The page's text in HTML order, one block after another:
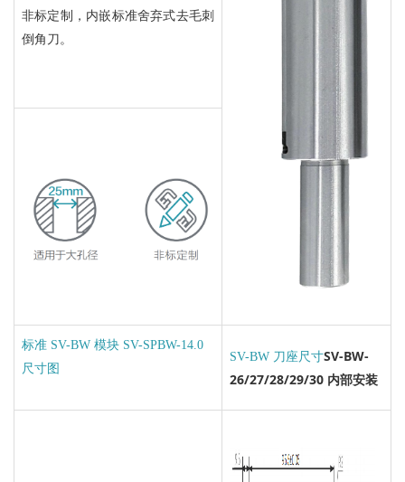
非标定制，内嵌标准舍弃式去毛刺
倒角刀。
标准 SV-BW 模块 SV-SPBW-14.0
尺寸图
SV-BW 刀座尺寸SV-BW-
26/27/28/29/30 内部安装